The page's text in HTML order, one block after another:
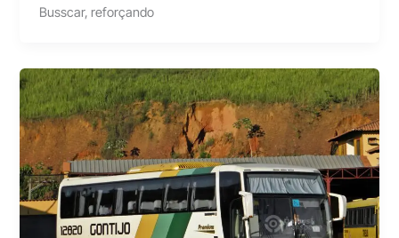
Busscar, reforçando